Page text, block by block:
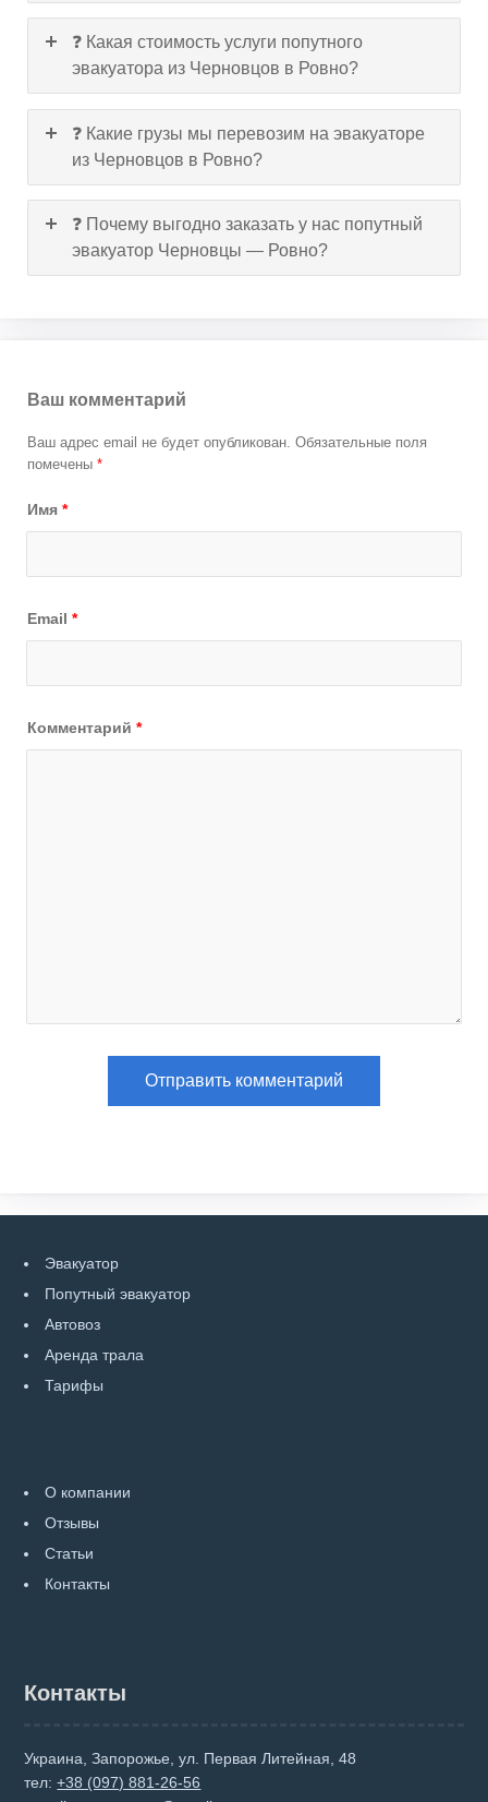
❓ Какая стоимость услуги попутного
эвакуатора из Черновцов в Ровно?
❓ Какие грузы мы перевозим на эвакуаторе
из Черновцов в Ровно?
❓ Почему выгодно заказать у нас попутный
эвакуатор Черновцы — Ровно?
Ваш комментарий
Ваш адрес email не будет опубликован. Обязательные поля
помечены *
Имя *
Email *
Комментарий *
Эвакуатор
Попутный эвакуатор
Автовоз
Аренда трала
Тарифы
О компании
Отзывы
Статьи
Контакты
Контакты
Украина, Запорожье, ул. Первая Литейная, 48
тел:+38 (097) 881-26-56